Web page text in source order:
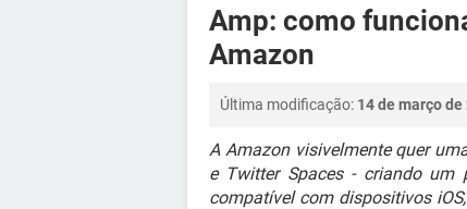
Amp: como
Amazon
Última modificação: 14 de março
A Amazon visivelmente quer
e Twitter Spaces - criando um
compatível com dispositivos